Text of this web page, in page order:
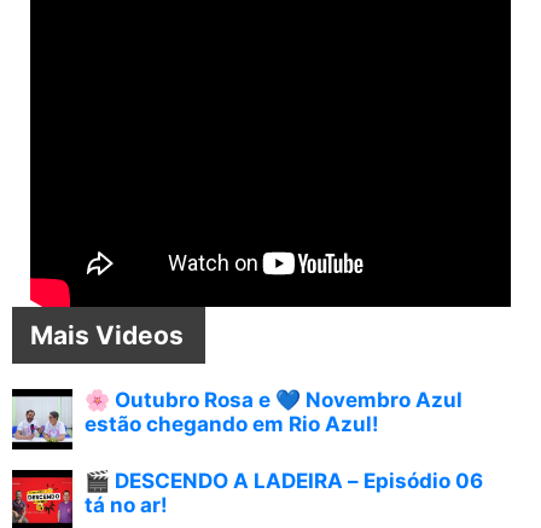
Mais Videos
🌸 Outubro Rosa e 💙 Novembro Azul
estão chegando em Rio Azul!
🎬 DESCENDO A LADEIRA – Episódio 06
tá no ar!